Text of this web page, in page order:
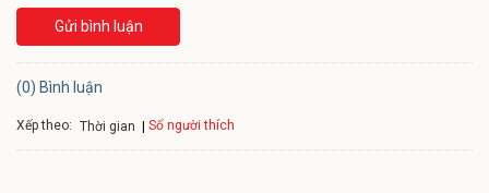
Gửi bình luận
(0) Bình luận
Xếp theo: Thời gian Số người thích